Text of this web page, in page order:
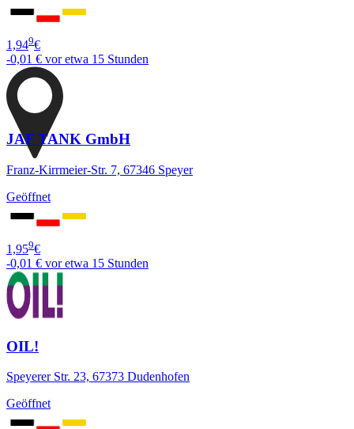
1,949€
-0,01 € vor etwa 15 Stunden
JAF TANK GmbH
Franz-Kirrmeier-Str. 7, 67346 Speyer
Geöffnet
1,959€
-0,01 € vor etwa 15 Stunden
OIL!
Speyerer Str. 23, 67373 Dudenhofen
Geöffnet